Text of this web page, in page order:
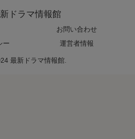
ドラマ情報館
お問い合わせ
ー
運営者情報
最新ドラマ情報館.